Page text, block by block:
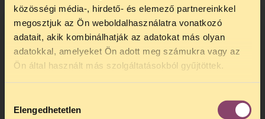
közösségi média-, hirdető- és elemező partnereinkkel
megosztjuk az Ön weboldalhasználatra vonatkozó
adatait, akik kombinálhatják az adatokat más olyan
adatokkal, amelyeket Ön adott meg számukra vagy az
Ön által használt más szolgáltatásokból gyűjtöttek.
kiválasztása
Elengedhetetlen
További információ az ataszjelenti.blog.hu-
n.
TELEFONOS JOGSEGÉLY
SZÜNET!
hogytelefonos jogsegélyünk július 27 és